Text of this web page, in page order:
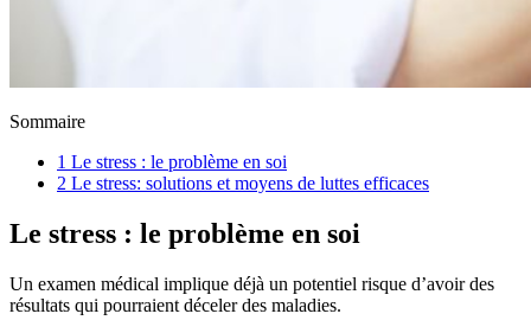
Sommaire
1 Le stress : le problème en soi
2 Le stress: solutions et moyens de luttes efficaces
Le stress : le problème en soi
Un examen médical implique déjà un potentiel risque d’avoir des
résultats qui pourraient déceler des maladies.